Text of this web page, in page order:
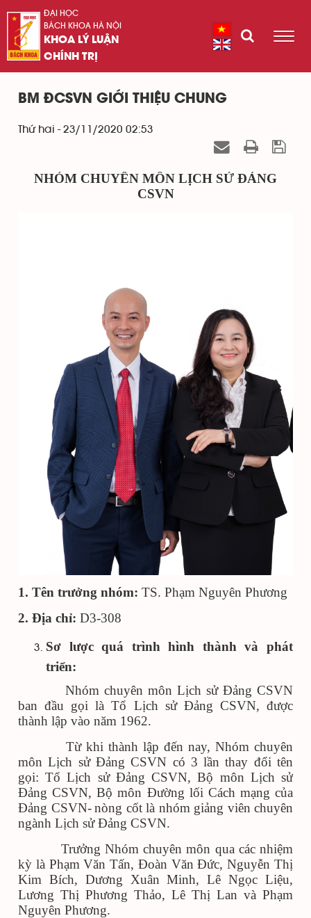
ĐẠI HỌC
BÁCH KHOA HÀ NỘI
KHOA LÝ LUẬN
CHÍNH TRỊ
BM ĐCSVN GIỚI THIỆU CHUNG
Thứ hai - 23/11/2020 02:53
NHÓM CHUYÊN MÔN LỊCH SỬ ĐẢNG
CSVN
1. Tên trưởng nhóm: TS. Phạm Nguyên Phương
2. Địa chỉ: D3-308
Sơ lược quá trình hình thành và phát
triển:
Nhóm chuyên môn Lịch sử Đảng CSVN
ban đầu gọi là Tổ Lịch sử Đảng CSVN, được
thành lập vào năm 1962.
Từ khi thành lập đến nay, Nhóm chuyên
môn Lịch sử Đảng CSVN có 3 lần thay đổi tên
gọi: Tổ Lịch sử Đảng CSVN, Bộ môn Lịch sử
Đảng CSVN, Bộ môn Đường lối Cách mạng của
Đảng CSVN- nòng cốt là nhóm giảng viên chuyên
ngành Lịch sử Đảng CSVN.
Trưởng Nhóm chuyên môn qua các nhiệm
kỳ là Phạm Văn Tấn, Đoàn Văn Đức, Nguyễn Thị
Kim Bích, Dương Xuân Minh, Lê Ngọc Liệu,
Lương Thị Phương Thảo, Lê Thị Lan và Phạm
Nguyên Phương.